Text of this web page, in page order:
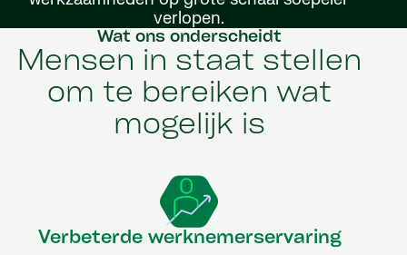
verlopen.
Wat ons onderscheidt
Mensen in staat stellen
om te bereiken wat
mogelijk is
Verbeterde werknemerservaring